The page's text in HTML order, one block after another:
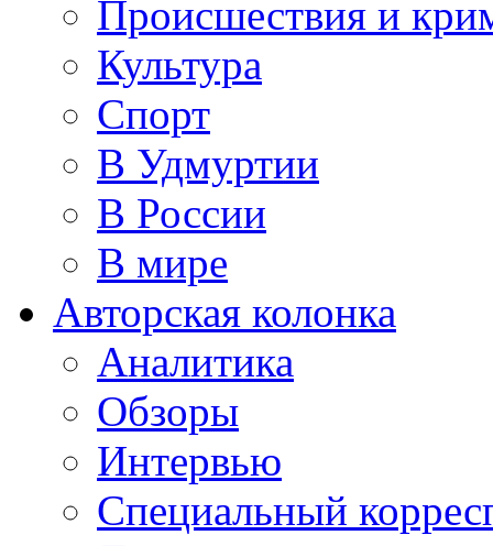
Происшествия и
Культура
Спорт
В Удмуртии
В России
В мире
Авторская колонка
Аналитика
Обзоры
Интервью
Специальный